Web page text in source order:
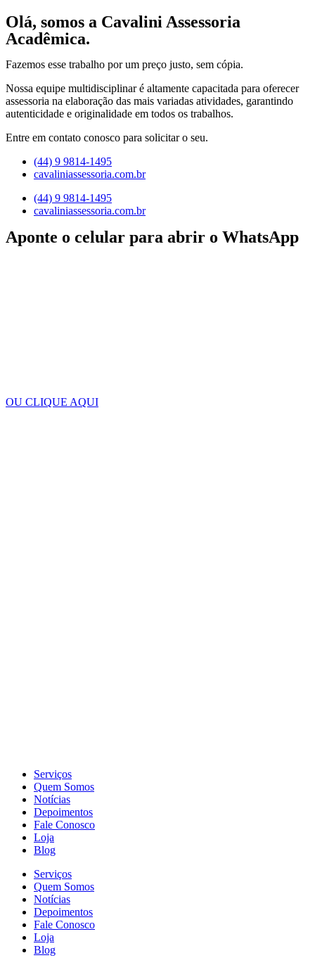
Olá, somos a Cavalini Assessoria
Acadêmica.
Fazemos esse trabalho por um preço justo, sem cópia.
Nossa equipe multidisciplinar é altamente capacitada para oferecer
assessoria na elaboração das mais variadas atividades, garantindo
autenticidade e originalidade em todos os trabalhos.
Entre em contato conosco para solicitar o seu.
(44) 9 9814-1495
cavaliniassessoria.com.br
(44) 9 9814-1495
cavaliniassessoria.com.br
Aponte o celular para abrir o WhatsApp
OU CLIQUE AQUI
Serviços
Quem Somos
Notícias
Depoimentos
Fale Conosco
Loja
Blog
Serviços
Quem Somos
Notícias
Depoimentos
Fale Conosco
Loja
Blog